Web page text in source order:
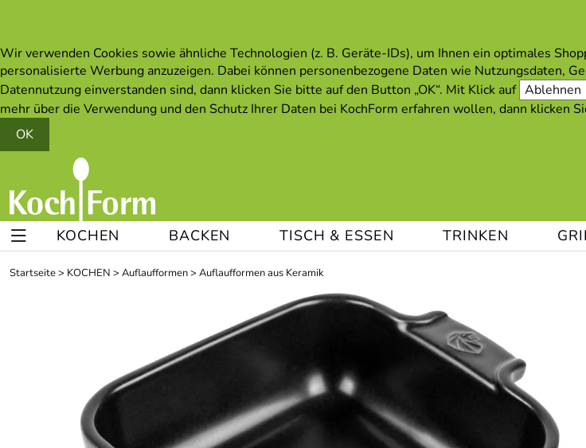
Wir verwenden Cookies sowie ähnliche Technologien (z. B. Geräte-IDs), um Ihnen ein optimales
personalisierte Werbung anzuzeigen. Dabei können personenbezogene Daten wie Nutzungsdaten,
Datennutzung einverstanden sind, dann klicken Sie bitte auf den Button „OK“. Mit Klick auf Ablehnen
mehr über die Verwendung und den Schutz Ihrer Daten bei KochForm erfahren wollen, dann klicken
OK
KOCHEN BACKEN TISCH & ESSEN TRINKEN
Startseite> KOCHEN > Auflaufformen> Auflaufformen aus Keramik